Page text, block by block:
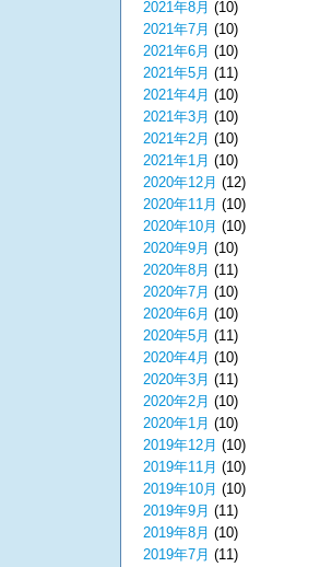
2021年8月 (10)
2021年7月 (10)
2021年6月 (10)
2021年5月 (11)
2021年4月 (10)
2021年3月 (10)
2021年2月 (10)
2021年1月 (10)
2020年12月 (12)
2020年11月 (10)
2020年10月 (10)
2020年9月 (10)
2020年8月 (11)
2020年7月 (10)
2020年6月 (10)
2020年5月 (11)
2020年4月 (10)
2020年3月 (11)
2020年2月 (10)
2020年1月 (10)
2019年12月 (10)
2019年11月 (10)
2019年10月 (10)
2019年9月 (11)
2019年8月 (10)
2019年7月 (11)